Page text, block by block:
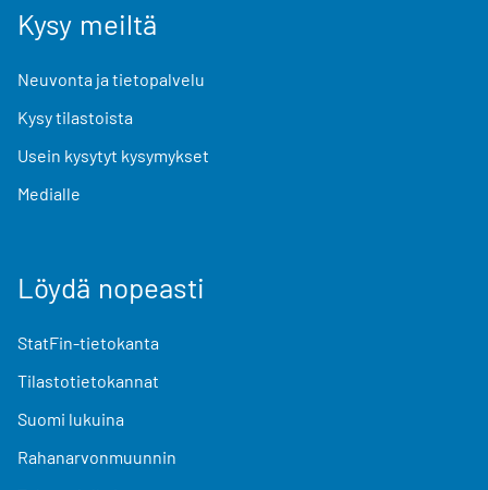
Kysy meiltä
Neuvonta ja tietopalvelu
Kysy tilastoista
Usein kysytyt kysymykset
Medialle
Löydä nopeasti
StatFin-tietokanta
Tilastotietokannat
Suomi lukuina
Rahanarvonmuunnin